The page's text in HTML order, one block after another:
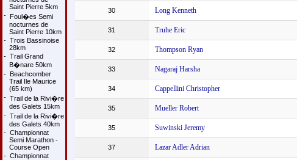
Saint Pierre 5km
- Foul�es Semi
nocturnes de
Saint Pierre 10km
- Trois Bassinoise
28km
- Trail Grand
B�nare 50km
- Beachcomber
Trail Ile Maurice
(65 km)
- Trail de la Rivi�re
des Galets 15km
- Trail de la Rivi�re
des Galets 40km
- Championnat
Semi Marathon -
Course Open
- Championnat
30 Long Kenneth
31 Truhe Eric
32 Thompson Ryan
33 Nagaraj Harsha
34 Cappellini Christopher
35 Mueller Robert
35 Suwinski Jeremy
37 Lazar Adler Adrian